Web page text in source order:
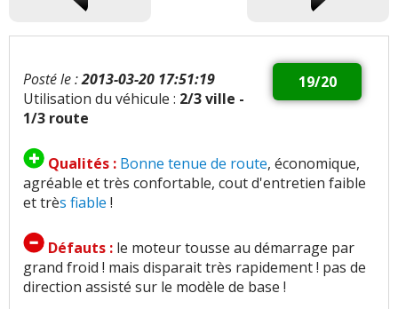
19/20
Posté le :2013-03-20 17:51:19
Utilisation du véhicule : 2/3 ville -
1/3 route
Qualités : Bonne tenue de route, économique,
agréable et très confortable, cout d'entretien faible
et très fiable !
Défauts : le moteur tousse au démarrage par
grand froid ! mais disparait très rapidement ! pas de
direction assisté sur le modèle de base !